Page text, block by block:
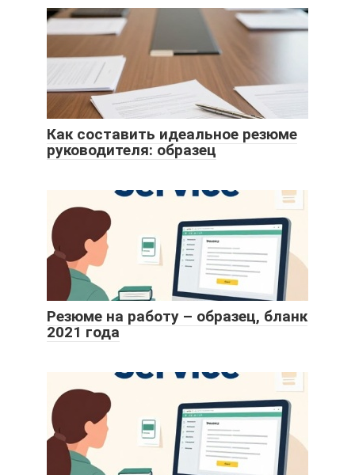
Как составить идеальное резюме
руководителя: образец
Резюме на работу – образец, бланк
2021 года